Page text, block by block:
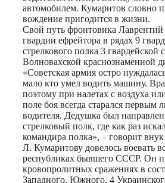
автомобилем. Кумаритов словно
вождение пригодится в жизни.
Свой путь фронтовика Лаврентий
гвардии ефрейтора в рядах 9
стрелкового полка 3 гвардейской
Волновахской краснознаменной
«Советская армия остро
мало кто умел водить машину.
поэтому при налетах с воздуха
поле боя всегда старался первым
водителя. Дедушка был
стрелковый полк, где как раз
командира полка», – говорит
Л. Кумаритову довелось воевать
республиках бывшего СССР. Он
кровопролитных сражениях в
Западного, Южного, 4